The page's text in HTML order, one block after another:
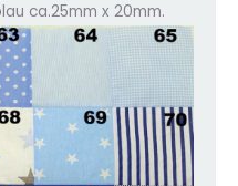
ca.25mm x 20mm.